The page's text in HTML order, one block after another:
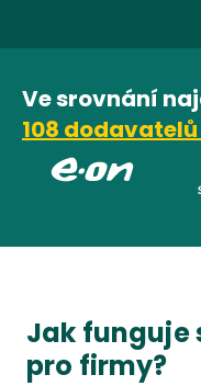
Ve srovnání
108
E.ON
Jak funguje
pro firmy?